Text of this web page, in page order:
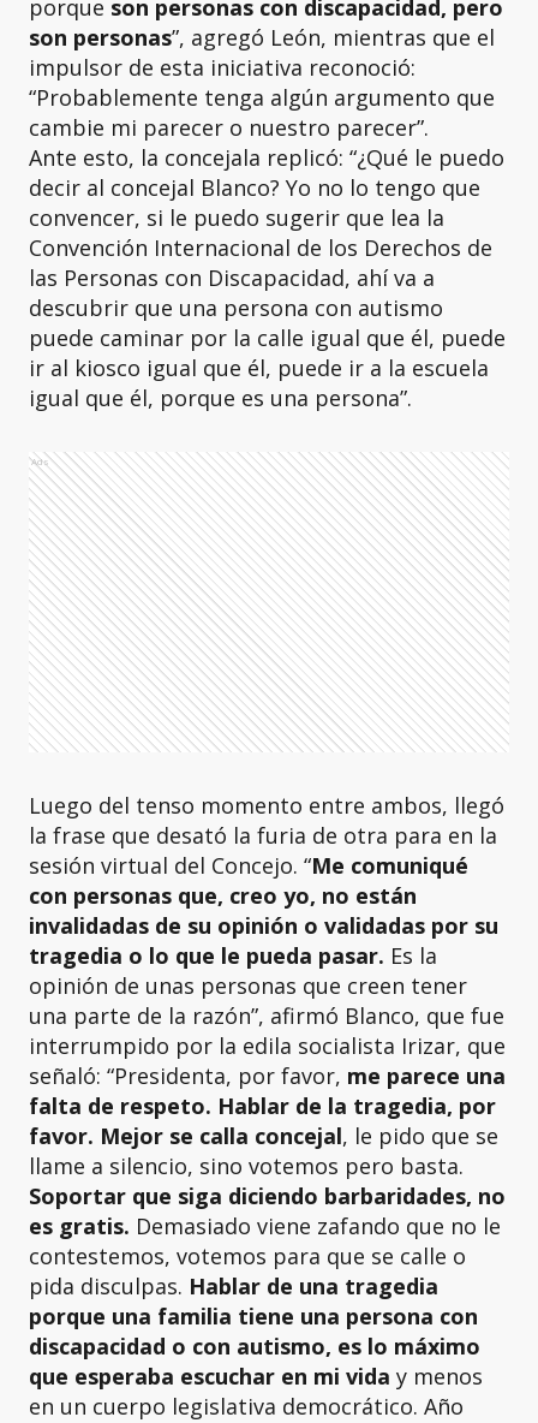
porque son personas con discapacidad, pero
son personas”, agregó León, mientras que el
impulsor de esta iniciativa reconoció:
“Probablemente tenga algún argumento que
cambie mi parecer o nuestro parecer”.
Ante esto, la concejala replicó: “¿Qué le puedo
decir al concejal Blanco? Yo no lo tengo que
convencer, si le puedo sugerir que lea la
Convención Internacional de los Derechos de
las Personas con Discapacidad, ahí va a
descubrir que una persona con autismo
puede caminar por la calle igual que él, puede
ir al kiosco igual que él, puede ir a la escuela
igual que él, porque es una persona”.
Ads
Luego del tenso momento entre ambos, llegó
la frase que desató la furia de otra para en la
sesión virtual del Concejo. “Me comuniqué
con personas que, creo yo, no están
invalidadas de su opinión o validadas por su
tragedia o lo que le pueda pasar. Es la
opinión de unas personas que creen tener
una parte de la razón”, afirmó Blanco, que fue
interrumpido por la edila socialista Irizar, que
señaló: “Presidenta, por favor, me parece una
falta de respeto. Hablar de la tragedia, por
favor. Mejor se calla concejal, le pido que se
llame a silencio, sino votemos pero basta.
Soportar que siga diciendo barbaridades, no
es gratis. Demasiado viene zafando que no le
contestemos, votemos para que se calle o
pida disculpas. Hablar de una tragedia
porque una familia tiene una persona con
discapacidad o con autismo, es lo máximo
que esperaba escuchar en mi vida y menos
en un cuerpo legislativa democrático. Año